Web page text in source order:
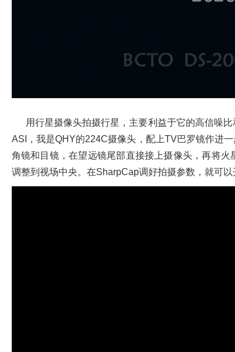
用行星摄像头拍摄行星，主要利益于它的高信噪比
ASI，我是QHY的224C摄像头，配上TV巴罗镜作进一
角镜和目镜，在望远镜尾部直接接上摄像头，再将
调整到视场中央。在SharpCap调好拍摄参数，就可